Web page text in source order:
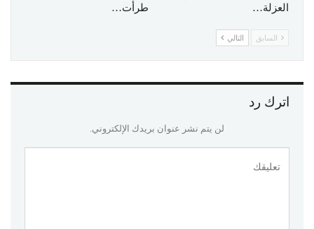
العزلة…
طرأت…
السابق التالي
اترك رد
لن يتم نشر عنوان بريدك الإلكتروني.